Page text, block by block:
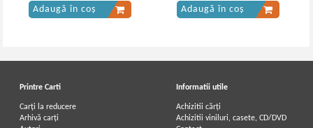
Adaugă în coș Adaugă în coș
Printre Carti
Carți la reducere
Arhivă carți
Informatii utile
Achizitii cărți
Achizitii viniluri, casete, CD/DVD